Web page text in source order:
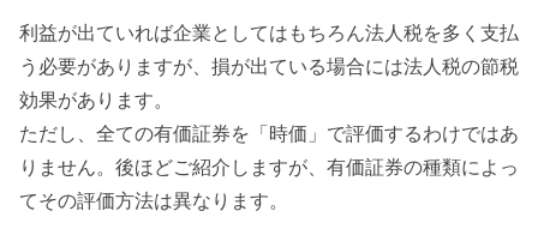
利益が出ていれば企業としてはもちろん法人税を多く支払
う必要がありますが、損が出ている場合には法人税の節税
効果があります。
ただし、全ての有価証券を「時価」で評価するわけではあ
りません。後ほどご紹介しますが、有価証券の種類によっ
てその評価方法は異なります。